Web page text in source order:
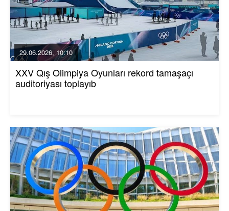
29.06.2026, 10:10
XXV Qış Olimpiya Oyunları rekord tamaşaçı
auditoriyası toplayıb